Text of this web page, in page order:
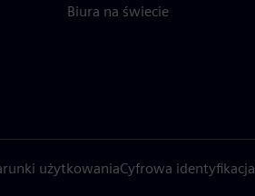
Biura na świecie
użytkowaniaCyfrowa identyfikacja